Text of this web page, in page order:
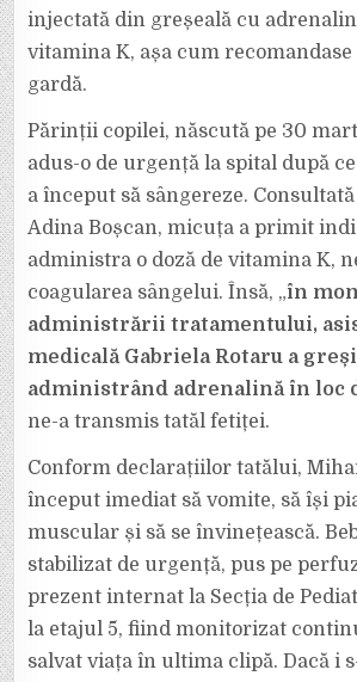
injectată din greșeală cu
vitamina K, așa cum
gardă.
Părinții copilei, născută pe 30
adus-o de urgență la spital după
a început să sângereze.
Adina Boșcan, micuța a primit
administra o doză de vitamina K,
coagularea sângelui. Însă, „în
administrării tratamentului,
medicală Gabriela Rotaru a
administrând adrenalină în loc
ne-a transmis tatăl fetiței.
Conform declarațiilor tatălui,
început imediat să vomite, să își
muscular și să se învinețească.
stabilizat de urgență, pus pe
prezent internat la Secția de
la etajul 5, fiind monitorizat
salvat viața în ultima clipă. Dacă i